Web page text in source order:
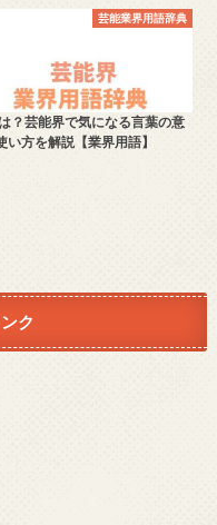
芸能業界用語辞典
？芸能界で気になる言葉の意
い方を解説【業界用語】
ク